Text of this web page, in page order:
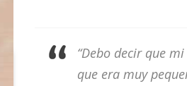
“Debo decir que
que era muy